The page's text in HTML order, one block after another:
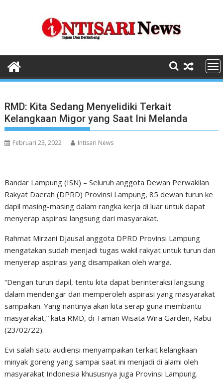
RMD: Kita Sedang Menyelidiki Terkait
Kelangkaan Migor yang Saat Ini Melanda
Februari 23, 2022 Intisari News
Bandar Lampung (ISN) – Seluruh anggota Dewan Perwakilan
Rakyat Daerah (DPRD) Provinsi Lampung, 85 dewan turun ke
dapil masing-masing dalam rangka kerja di luar untuk dapat
menyerap aspirasi langsung dari masyarakat.
Rahmat Mirzani Djausal anggota DPRD Provinsi Lampung
mengatakan sudah menjadi tugas wakil rakyat untuk turun dan
menyerap aspirasi yang disampaikan oleh warga.
“Dengan turun dapil, tentu kita dapat berinteraksi langsung
dalam mendengar dan memperoleh aspirasi yang masyarakat
sampaikan. Yang nantinya akan kita serap guna membantu
masyarakat,” kata RMD, di Taman Wisata Wira Garden, Rabu
(23/02/22).
Evi salah satu audiensi menyampaikan terkait kelangkaan
minyak goreng yang sampai saat ini menjadi di alami oleh
masyarakat Indonesia khususnya juga Provinsi Lampung.